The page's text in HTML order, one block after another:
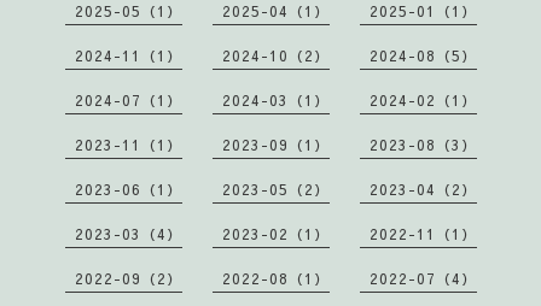
2025-05（1） 2025-04（1） 2025-01（1）
2024-11（1） 2024-10（2） 2024-08（5）
2024-07（1） 2024-03（1） 2024-02（1）
2023-11（1） 2023-09（1） 2023-08（3）
2023-06（1） 2023-05（2） 2023-04（2）
2023-03（4） 2023-02（1） 2022-11（1）
2022-09（2） 2022-08（1） 2022-07（4）